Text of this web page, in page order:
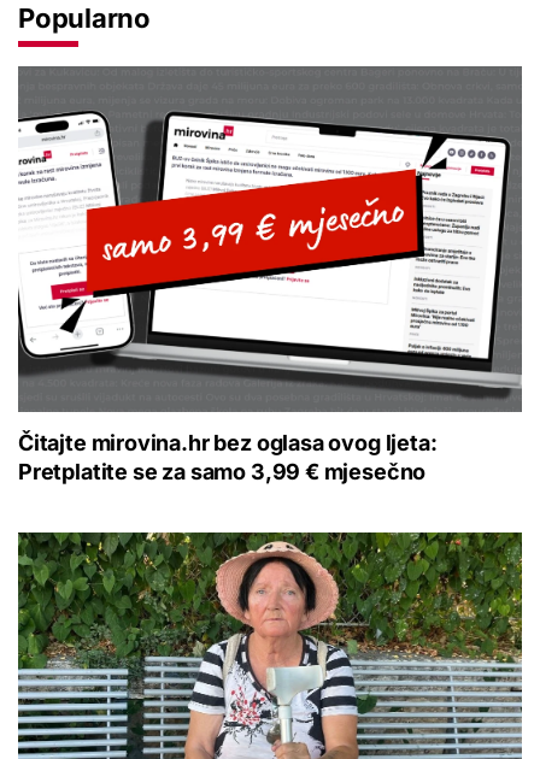
Popularno
Čitajte mirovina.hr bez oglasa ovog ljeta:
Pretplatite se za samo 3,99 € mjesečno